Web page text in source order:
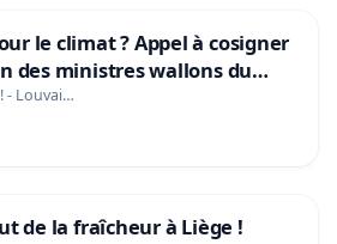
le climat ? Appel à cosigner
des ministres wallons du
- Louvai…
de la fraîcheur à Liège !